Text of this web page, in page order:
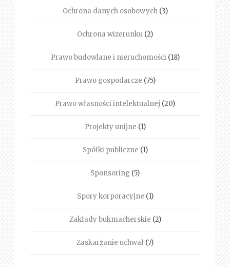
Ochrona danych osobowych(3)
Ochrona wizerunku (2)
Prawo budowlane i nieruchomości(18)
Prawo gospodarcze (75)
Prawo własności intelektualnej (20)
Projekty unijne (1)
Spółki publiczne (1)
Sponsoring (5)
Spory korporacyjne (1)
Zakłady bukmacherskie (2)
Zaskarżanie uchwał (7)